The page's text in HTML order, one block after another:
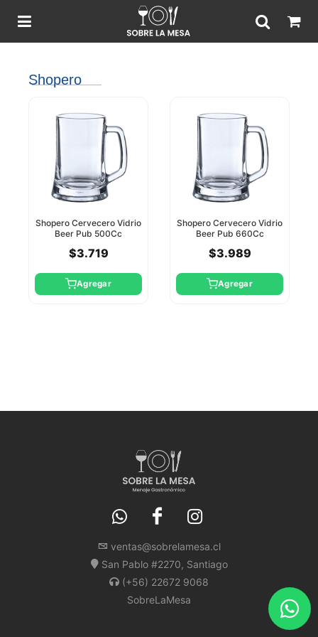
Shopero
Shopero Cervecero Vidrio
Beer Pub 500Cc
$3.719
Agregar
Shopero Cervecero Vidrio
Beer Pub 660Cc
$3.989
Agregar
ventas@sobrelamesa.cl
San Pablo #2270, Santiago
(+56) 22672 9068
SobreLaMesa